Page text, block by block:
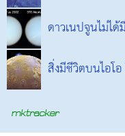
ดาวเนปจูนไม่ได้
สิ่งมีชีวิตบนไอโอ